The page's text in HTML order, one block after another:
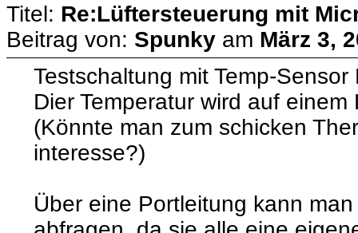
Titel: Re:Lüftersteuerung mit
Beitrag von: Spunky am März 3,
Testschaltung mit Temp-
Dier Temperatur wird auf
(Könnte man zum schicken
interesse?)
Über eine Portleitung kann